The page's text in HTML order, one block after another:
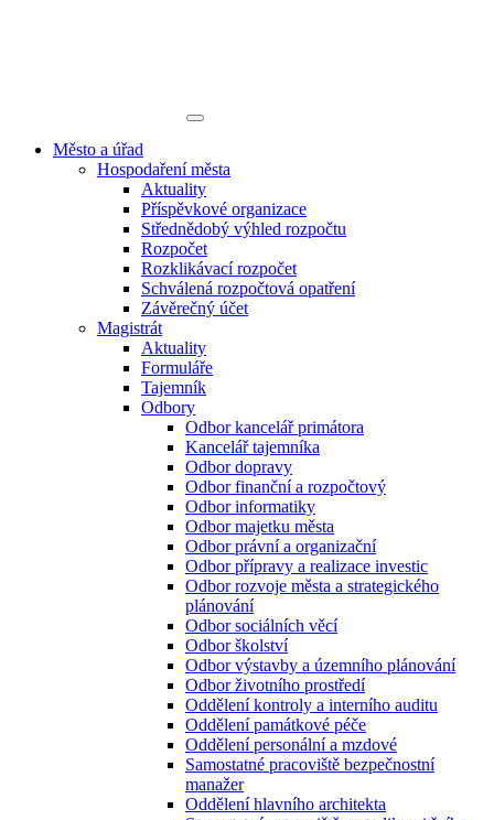
Město a úřad
Hospodaření města
Aktuality
Příspěvkové organizace
Střednědobý výhled rozpočtu
Rozpočet
Rozklikávací rozpočet
Schválená rozpočtová opatření
Závěrečný účet
Magistrát
Aktuality
Formuláře
Tajemník
Odbory
Odbor kancelář primátora
Kancelář tajemníka
Odbor dopravy
Odbor finanční a rozpočtový
Odbor informatiky
Odbor majetku města
Odbor právní a organizační
Odbor přípravy a realizace investic
Odbor rozvoje města a strategického
plánování
Odbor sociálních věcí
Odbor školství
Odbor výstavby a územního plánování
Odbor životního prostředí
Oddělení kontroly a interního auditu
Oddělení památkové péče
Oddělení personální a mzdové
Samostatné pracoviště bezpečnostní
manažer
Oddělení hlavního architekta